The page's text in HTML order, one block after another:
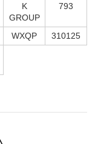
K
GROUP
793
WXQP
310125